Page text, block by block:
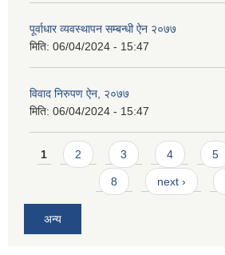
पूर्वाधार व्यवस्थापन सम्बन्धी ऐन २०७७
मिति: 06/04/2024 - 15:47
विवाद निरुपण ऐन, २०७७
मिति: 06/04/2024 - 15:47
Pages
1 2 3 4 5
8 next ›
अन्य